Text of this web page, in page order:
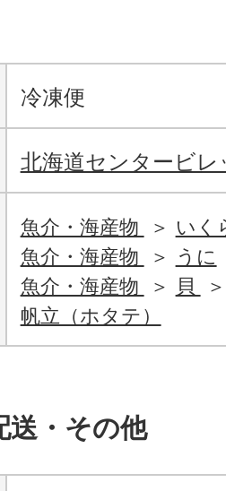
冷凍便
北海道センタービレ
魚介・海産物
いく
魚介・海産物
うに
魚介・海産物
貝
帆立（ホタテ）
送・その他